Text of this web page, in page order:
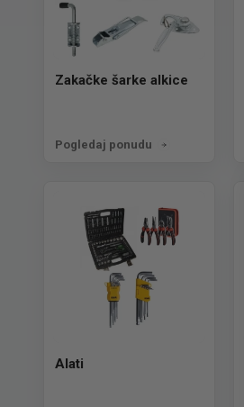
Zakačke šarke alkice
Pogledaj ponudu
Alati